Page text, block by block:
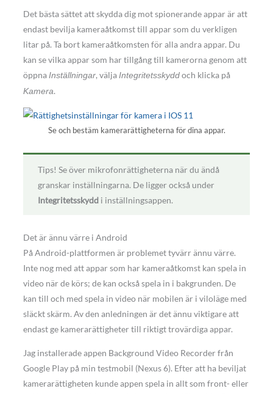
Det bästa sättet att skydda dig mot spionerande appar är att
endast bevilja kameraåtkomst till appar som du verkligen
litar på. Ta bort kameraåtkomsten för alla andra appar. Du
kan se vilka appar som har tillgång till kamerorna genom att
öppna Inställningar, välja Integritetsskyddoch klicka på
Kamera.
Se och bestäm kamerarättigheterna för dina appar.
Tips! Se över mikrofonrättigheterna när du ändå
granskar inställningarna. De ligger också under
Integritetsskydd i inställningsappen.
Det är ännu värre i Android
På Android-plattformen är problemet tyvärr ännu värre.
Inte nog med att appar som har kameraåtkomst kan spela in
video när de körs; de kan också spela in i bakgrunden. De
kan till och med spela in video när mobilen är i viloläge med
släckt skärm. Av den anledningen är det ännu viktigare att
endast ge kamerarättigheter till riktigt trovärdiga appar.
Jag installerade appen Background Video Recorder från
Google Play på min testmobil (Nexus 6). Efter att ha beviljat
kamerarättigheten kunde appen spela in allt som front- eller